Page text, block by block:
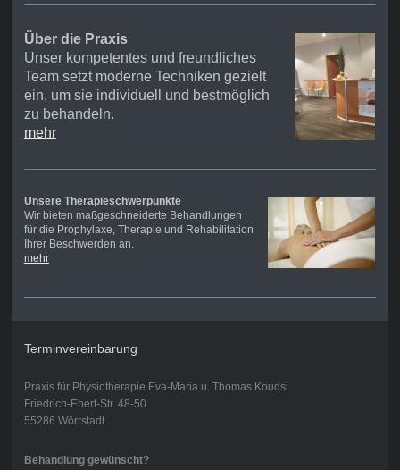
Über die Praxis
Unser kompetentes und freundliches
Team setzt moderne Techniken gezielt
ein, um sie individuell und bestmöglich
zu behandeln.
mehr
Unsere Therapieschwerpunkte
Wir bieten maßgeschneiderte Behandlungen
für die Prophylaxe, Therapie und Rehabilitation
Ihrer Beschwerden an.
mehr
Terminvereinbarung
Praxis für Physiotherapie Eva-Maria u. Thomas Koudsi
Friedrich-Ebert-Str. 48-50
55286 Wörrstadt
Behandlung gewünscht?